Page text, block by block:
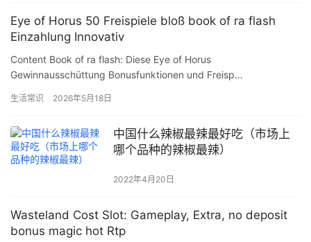
Eye of Horus 50 Freispiele bloß book of ra flash
Einzahlung Innovativ
Content Book of ra flash: Diese Eye of Horus
Gewinnausschüttung Bonusfunktionen und Freisp…
生活常识 2026年5月18日
中国什么辣椒最辣最好吃（市场上
哪个品种的辣椒最辣）
2022年4月20日
Wasteland Cost Slot: Gameplay, Extra, no deposit
bonus magic hot Rtp